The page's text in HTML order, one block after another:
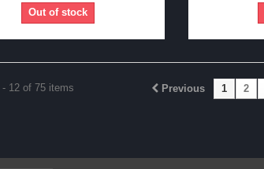
Out of stock
Previous 1 2
12 of 75 items